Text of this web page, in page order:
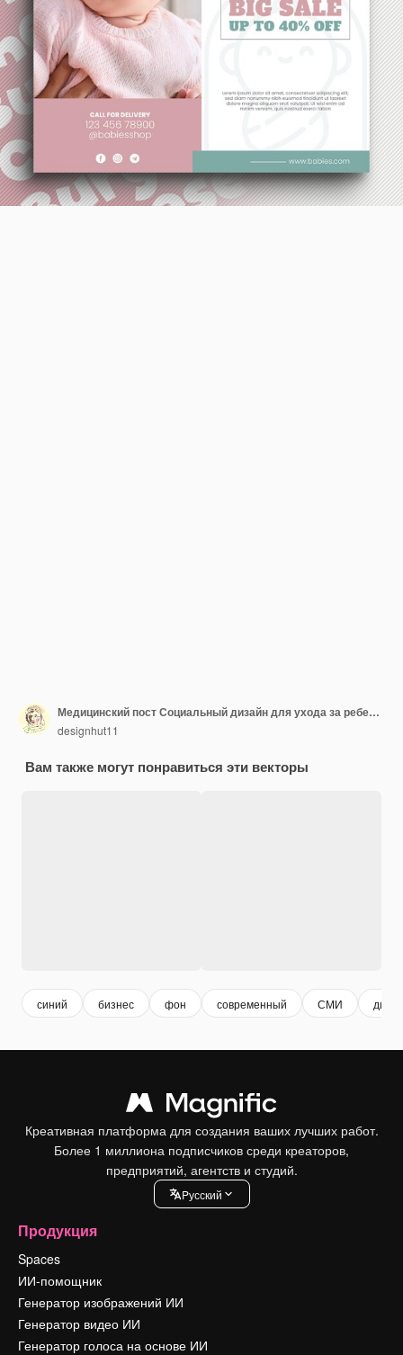
Медицинский пост Социальный дизайн для ухода за ребенком
designhut11
Вам также могут понравиться эти векторы
синий бизнес фон современный СМИ
Креативная платформа для создания ваших лучших работ.
Более 1 миллиона подписчиков среди креаторов,
предприятий, агентств и студий.
Pусский
Продукция
Spaces
ИИ-помощник
Генератор изображений ИИ
Генератор видео ИИ
Генератор голоса на основе ИИ